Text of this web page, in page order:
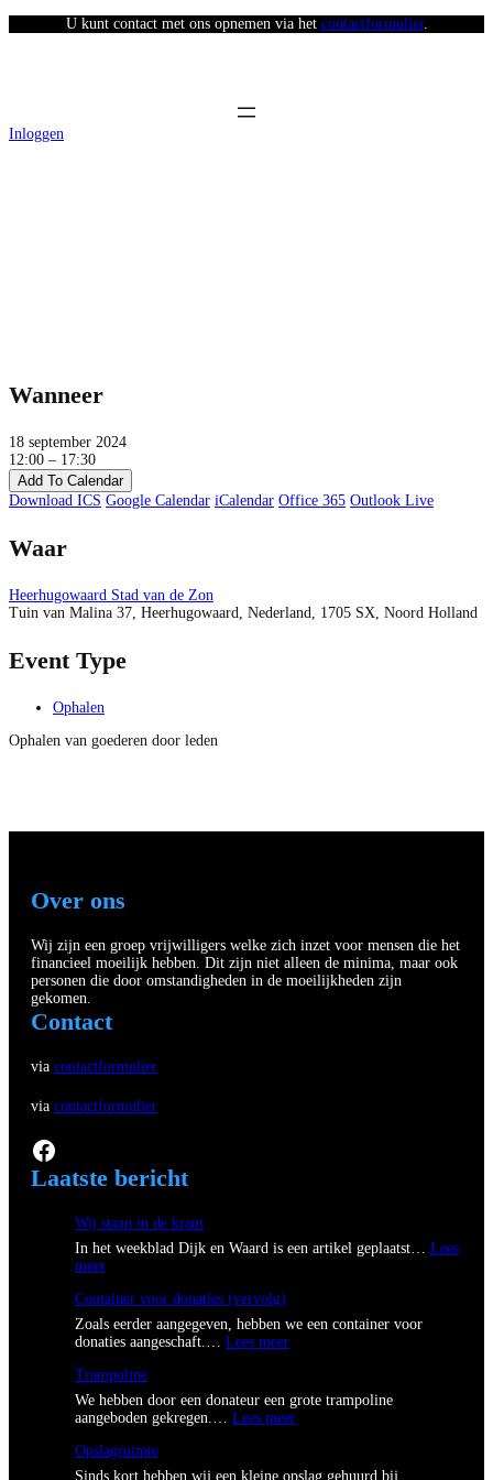
U kunt contact met ons opnemen via het contactformulier.
Inloggen
Wanneer
18 september 2024
12:00 – 17:30
Add To Calendar
Download ICS Google Calendar iCalendar Office 365 Outlook Live
Waar
Heerhugowaard Stad van de Zon
Tuin van Malina 37, Heerhugowaard, Nederland, 1705 SX, Noord Holland
Event Type
Ophalen
Ophalen van goederen door leden
Over ons
Wij zijn een groep vrijwilligers welke zich inzet voor mensen die het
financieel moeilijk hebben. Dit zijn niet alleen de minima, maar ook
personen die door omstandigheden in de moeilijkheden zijn
gekomen.
Contact
via contactformulier
via contactformulier
Facebook
Laatste bericht
Wij staan in de krant
In het weekblad Dijk en Waard is een artikel geplaatst… Lees
meer:
i
j
s
a
a
n
i
d
e
Container voor donaties (vervolg)
Zoals eerder aangegeven, hebben we een container voor
donaties aangeschaft.… Lees meer:
n
t
a
Trampoline
We hebben door een donateur een grote trampoline
aangeboden gekregen.… Lees meer:
a
Opslagruimte
Sinds kort hebben wij een kleine opslag gehuurd bij